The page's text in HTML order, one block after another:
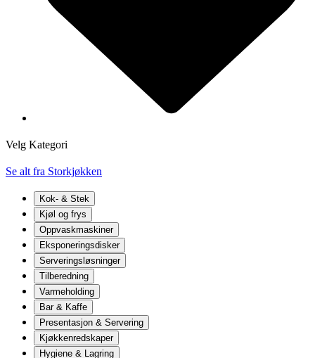
Velg Kategori
Se alt fra Storkjøkken
Kok- & Stek
Kjøl og frys
Oppvaskmaskiner
Eksponeringsdisker
Serveringsløsninger
Tilberedning
Varmeholding
Bar & Kaffe
Presentasjon & Servering
Kjøkkenredskaper
Hygiene & Lagring